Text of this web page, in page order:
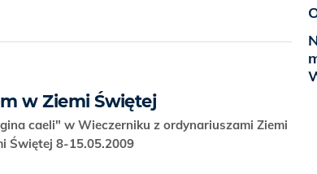
w Ziemi Świętej
caeli" w Wieczerniku z ordynariuszami Ziemi
Świętej 8-15.05.2009